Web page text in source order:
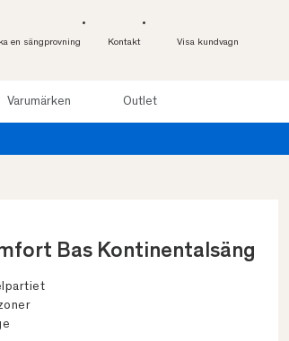
en sängprovning Kontakt Visa kundvagn
Varumärken Outlet
Bas Kontinentalsäng